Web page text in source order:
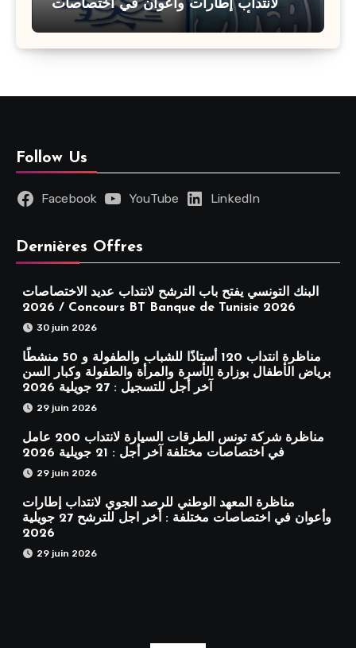
لانتداب إطارات وأعوان في اختصاصات
مختلفة : أخر اجل للترشح 27 جويلية 2026
Follow Us
Facebook YouTube LinkedIn
Dernières Offres
البنك التونسي يفتح باب الترشح لانتداب عديد الاختصاصات
2026 / Concours BT Banque de Tunisie 2026
30 juin 2026
مناظرة انتداب 120 أستاذًا للشباب والطفولة و 50 منشطًا
برياض الأطفال بوزارة الأسرة والمرأة والطفولة وكبار السن
آخر أجل للتسجيل : 27 جويلية 2026
29 juin 2026
مناظرة شركة تونس الطرقات السيارة لانتداب 200 عامل
في اختصاصات مختلفة آخر أجل : 21 جويلية 2026
29 juin 2026
مناظرة المعهد الوطني للرصد الجوي لانتداب إطارات
وأعوان في اختصاصات مختلفة : أخر اجل للترشح 27 جويلية
2026
29 juin 2026